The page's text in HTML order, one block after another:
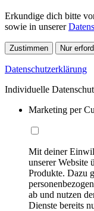
Erkundige dich bitte
sowie in unserer
Zustimmen Nur
Datenschutzerklärung
Individuelle
Marketing per
Mit deiner
unserer Website
Produkte. Dazu
ab und nutzen
Dienste bereits